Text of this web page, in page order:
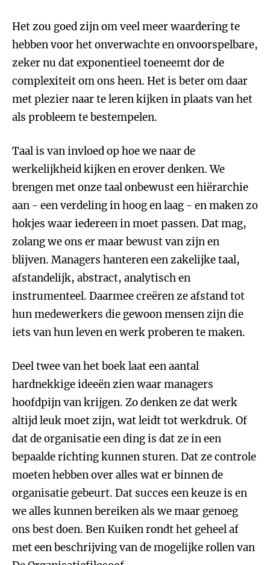
Het zou goed zijn om veel meer waardering te
hebben voor het onverwachte en onvoorspelbare,
zeker nu dat exponentieel toeneemt dor de
complexiteit om ons heen. Het is beter om daar
met plezier naar te leren kijken in plaats van het
als probleem te bestempelen.
Taal is van invloed op hoe we naar de
werkelijkheid kijken en erover denken. We
brengen met onze taal onbewust een hiërarchie
aan - een verdeling in hoog en laag - en maken zo
hokjes waar iedereen in moet passen. Dat mag,
zolang we ons er maar bewust van zijn en
blijven. Managers hanteren een zakelijke taal,
afstandelijk, abstract, analytisch en
instrumenteel. Daarmee creëren ze afstand tot
hun medewerkers die gewoon mensen zijn die
iets van hun leven en werk proberen te maken.
Deel twee van het boek laat een aantal
hardnekkige ideeën zien waar managers
hoofdpijn van krijgen. Zo denken ze dat werk
altijd leuk moet zijn, wat leidt tot werkdruk. Of
dat de organisatie een ding is dat ze in een
bepaalde richting kunnen sturen. Dat ze controle
moeten hebben over alles wat er binnen de
organisatie gebeurt. Dat succes een keuze is en
we alles kunnen bereiken als we maar genoeg
ons best doen. Ben Kuiken rondt het geheel af
met een beschrijving van de mogelijke rollen van